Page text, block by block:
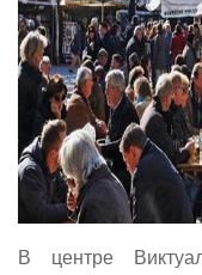
В центре